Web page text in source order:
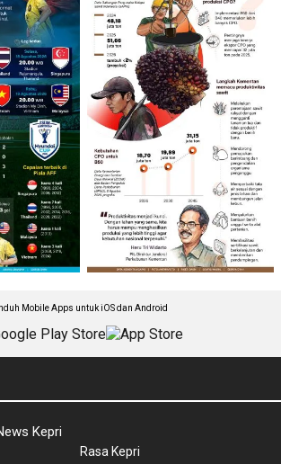
Mobile Apps untuk iOS dan Android
Kepri
Rasa Kepri